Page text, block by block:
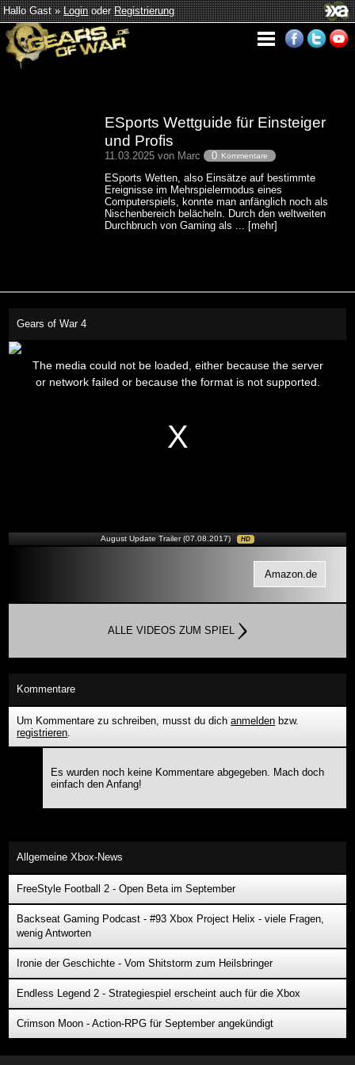
Hallo Gast »LoginoderRegistrierung
ESports Wettguide für Einsteiger
und Profis
11.03.2025 von Marc 0 Kommentare
ESports Wetten, also Einsätze auf bestimmte
Ereignisse im Mehrspielermodus eines
Computerspiels, konnte man anfänglich noch als
Nischenbereich belächeln. Durch den weltweiten
Durchbruch von Gaming als ... [mehr]
Gears of War 4
This
window.
The media could not be loaded, either because the server
or network failed or because the format is not supported.
August Update Trailer (07.08.2017) HD
Amazon.de
ALLE VIDEOS ZUM SPIEL
Kommentare
Um Kommentare zu schreiben, musst du dichanmelden bzw.
registrieren.
Es wurden noch keine Kommentare abgegeben. Mach doch
einfach den Anfang!
Allgemeine Xbox-News
FreeStyle Football 2 - Open Beta im September
Backseat Gaming Podcast - #93 Xbox Project Helix - viele Fragen,
wenig Antworten
Ironie der Geschichte - Vom Shitstorm zum Heilsbringer
Endless Legend 2 - Strategiespiel erscheint auch für die Xbox
Crimson Moon - Action-RPG für September angekündigt